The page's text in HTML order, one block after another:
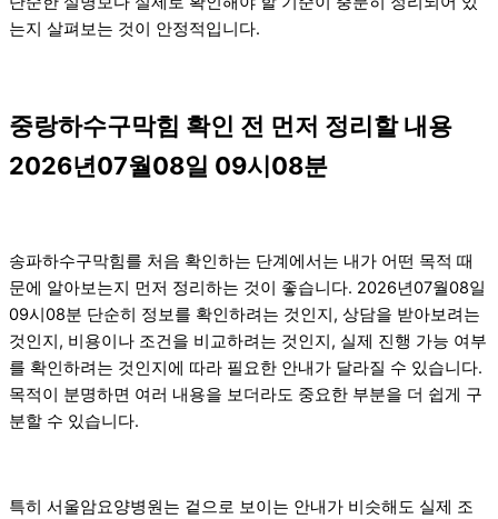
는지 살펴보는 것이 안정적입니다.
중랑하수구막힘 확인 전 먼저 정리할 내용
2026년07월08일 09시08분
송파하수구막힘를 처음 확인하는 단계에서는 내가 어떤 목적 때
문에 알아보는지 먼저 정리하는 것이 좋습니다. 2026년07월08일
09시08분 단순히 정보를 확인하려는 것인지, 상담을 받아보려는
것인지, 비용이나 조건을 비교하려는 것인지, 실제 진행 가능 여부
를 확인하려는 것인지에 따라 필요한 안내가 달라질 수 있습니다.
목적이 분명하면 여러 내용을 보더라도 중요한 부분을 더 쉽게 구
분할 수 있습니다.
특히 서울암요양병원는 겉으로 보이는 안내가 비슷해도 실제 조